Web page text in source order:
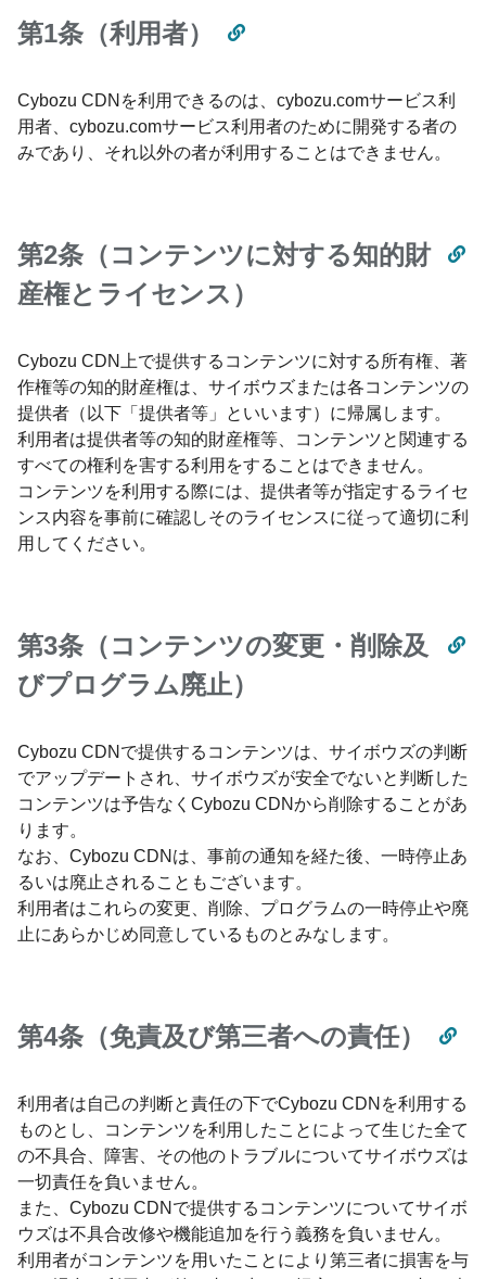
第1条（利用者）
Cybozu CDNを利用できるのは、cybozu.comサービス利
用者、cybozu.comサービス利用者のために開発する者の
みであり、それ以外の者が利用することはできません。
第2条（コンテンツに対する知的財
産権とライセンス）
Cybozu CDN上で提供するコンテンツに対する所有権、著
作権等の知的財産権は、サイボウズまたは各コンテンツの
提供者（以下「提供者等」といいます）に帰属します。
利用者は提供者等の知的財産権等、コンテンツと関連する
すべての権利を害する利用をすることはできません。
コンテンツを利用する際には、提供者等が指定するライセ
ンス内容を事前に確認しそのライセンスに従って適切に利
用してください。
第3条（コンテンツの変更・削除及
びプログラム廃止）
Cybozu CDNで提供するコンテンツは、サイボウズの判断
でアップデートされ、サイボウズが安全でないと判断した
コンテンツは予告なくCybozu CDNから削除することがあ
ります。
なお、Cybozu CDNは、事前の通知を経た後、一時停止あ
るいは廃止されることもございます。
利用者はこれらの変更、削除、プログラムの一時停止や廃
止にあらかじめ同意しているものとみなします。
第4条（免責及び第三者への責任）
利用者は自己の判断と責任の下でCybozu CDNを利用する
ものとし、コンテンツを利用したことによって生じた全て
の不具合、障害、その他のトラブルについてサイボウズは
一切責任を負いません。
また、Cybozu CDNで提供するコンテンツについてサイボ
ウズは不具合改修や機能追加を行う義務を負いません。
利用者がコンテンツを用いたことにより第三者に損害を与